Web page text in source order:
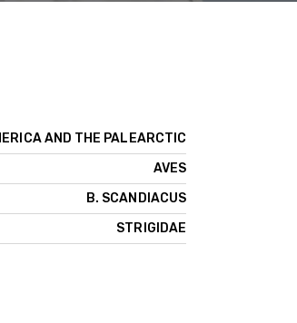
AND THE PALEARCTIC
AVES
B. SCANDIACUS
STRIGIDAE